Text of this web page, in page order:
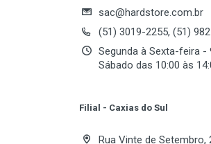
Review Stars
sac@hardstore.com.br
(51) 3019-2255, (51)
Segunda à Sexta-feira -
Sábado das 10:00 às
Filial - Caxias do Sul
Rua Vinte de Setembro,